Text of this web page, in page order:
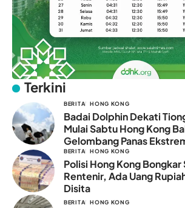
Terkini
BERITA HONG KONG
Badai Dolphin Dekati
Mulai Sabtu Hong Kong
Gelombang Panas
BERITA HONG KONG
Polisi Hong Kong Bongkar
Rentenir, Ada Uang
Disita
BERITA HONG KONG